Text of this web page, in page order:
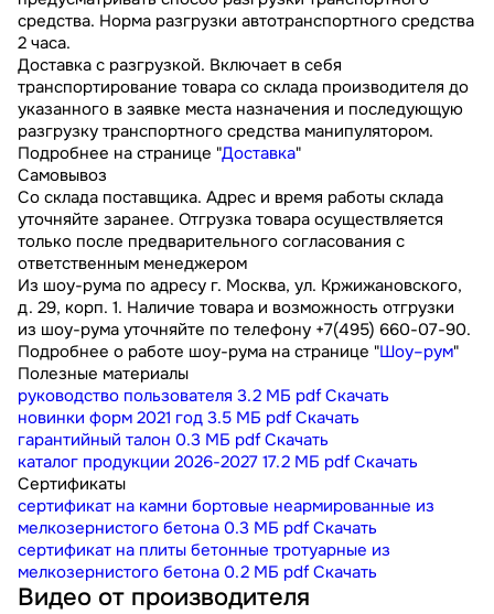
средства. Норма разгрузки автотранспортного средства
2 часа.
Доставка с разгрузкой. Включает в себя
транспортирование товара со склада производителя до
указанного в заявке места назначения и последующую
разгрузку транспортного средства манипулятором.
Подробнее на странице "Доставка"
Самовывоз
Со склада поставщика. Адрес и время работы склада
уточняйте заранее. Отгрузка товара осуществляется
только после предварительного согласования с
ответственным менеджером
Из шоу-рума по адресу г. Москва, ул. Кржижановского,
д. 29, корп. 1. Наличие товара и возможность отгрузки
из шоу-рума уточняйте по телефону +7(495) 660-07-90.
Подробнее о работе шоу-рума на странице "Шоу–рум"
Полезные материалы
руководство пользователя 3.2 МБ pdf Скачать
новинки форм 2021 год 3.5 МБ pdf Скачать
гарантийный талон 0.3 МБ pdf Скачать
каталог продукции 2026-2027 17.2 МБ pdf Скачать
Сертификаты
сертификат на камни бортовые неармированные из
мелкозернистого бетона 0.3 МБ pdf Скачать
сертификат на плиты бетонные тротуарные из
мелкозернистого бетона 0.2 МБ pdf Скачать
Видео от производителя